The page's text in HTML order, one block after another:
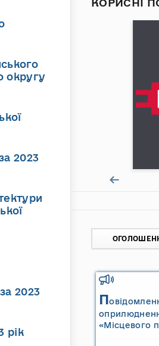
округу
2023
2023
рік
П
«Місцевого